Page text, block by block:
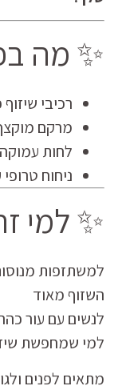
✨ מה
רכיבי שיזוף פעילים
מרקם
לחות
ניחוח
✨ למי
למשתזפות
השזוף מאוד
לנשים עם עור
למי שמחפשת
מתאים לפנים